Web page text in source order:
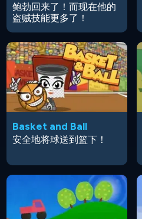
鲍勃回来了！而现在他的
盗贼技能更多了！
Basket and Ball
安全地将球送到篮下！